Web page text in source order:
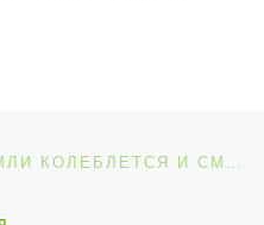
ВНУТРЕННЕЕ ЯДРО ЗЕМЛИ КОЛЕБЛЕТСЯ И СМЕЩАЕТСЯ АНОМАЛЬНО?